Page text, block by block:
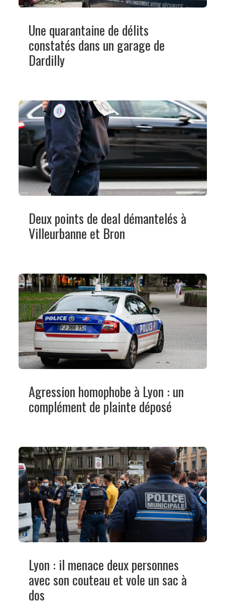
Une quarantaine de délits
constatés dans un garage de
Dardilly
Deux points de deal démantelés à
Villeurbanne et Bron
Agression homophobe à Lyon : un
complément de plainte déposé
Lyon : il menace deux personnes
avec son couteau et vole un sac à
dos